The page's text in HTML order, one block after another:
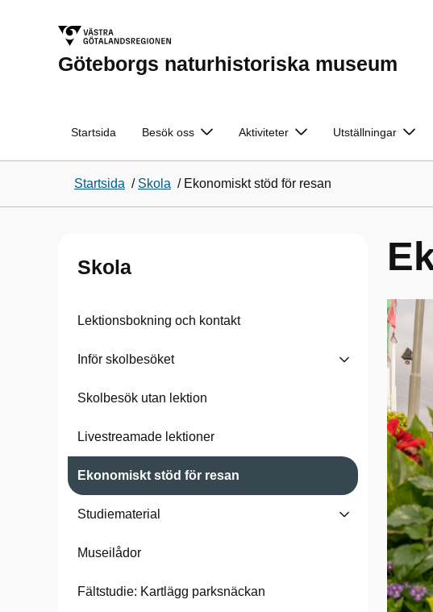
Göteborgs naturhistoriska museum
Startsida Besök oss Aktiviteter Utställningar
Startsida / Skola / Ekonomiskt stöd för resan
Skola
Lektionsbokning och kontakt
Inför skolbesöket
Skolbesök utan lektion
Livestreamade lektioner
Ekonomiskt stöd för resan
Studiematerial
Museilådor
Fältstudie: Kartlägg parksnäckan